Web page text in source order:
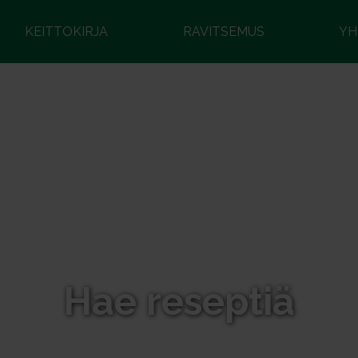
KEITTOKIRJA RAVITSEMUS
Hae reseptiä